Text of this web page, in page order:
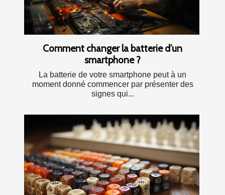
Comment changer la batterie d’un
smartphone ?
La batterie de votre smartphone peut à un
moment donné commencer par présenter des
signes qui...